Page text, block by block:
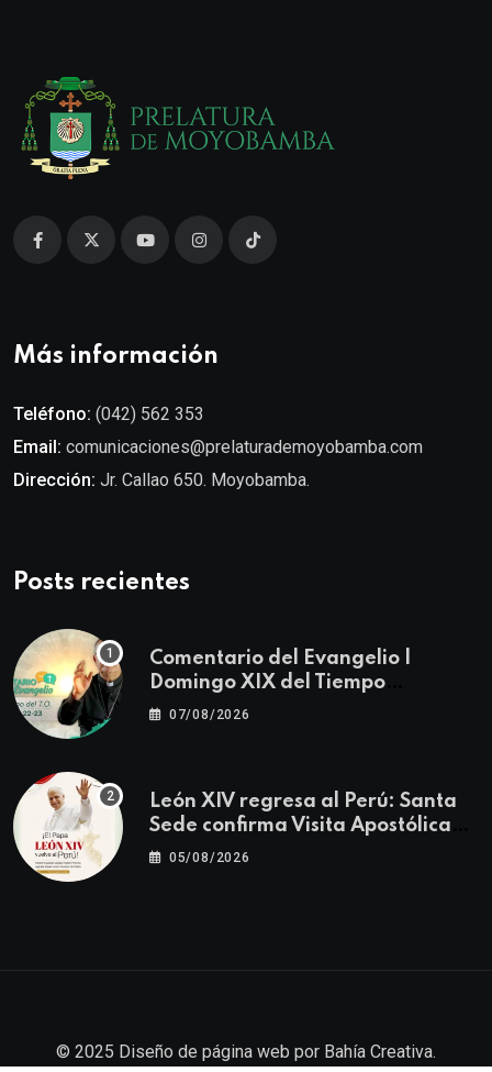
Más información
Teléfono: (042) 562 353
Email: comunicaciones@prelaturademoyobamba.com
Dirección: Jr. Callao 650. Moyobamba.
Posts recientes
Comentario del Evangelio |
Domingo XIX del Tiempo
Ordinario | Mateo 14, 22-23
07/08/2026
León XIV regresa al Perú: Santa
Sede confirma Visita Apostólica
del 11 al 17 de noviembre
05/08/2026
© 2025 Diseño de página web por Bahía Creativa.